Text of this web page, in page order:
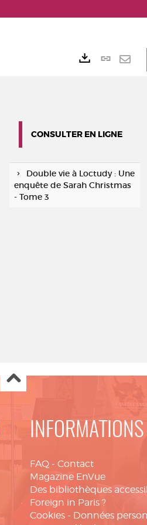
Lien
CONSULTER EN LIGNE
Double vie à Loctudy : Une
enquête de Sarah Christmas
- Tome 3
INFORMATIONS
FAQ - Contact
Magazine EnVue
Des bibliothèques
Foreign in Paris ?
Cookies - Données